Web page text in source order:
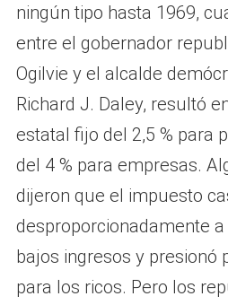
ningún tipo hasta 1969,
entre el gobernador
Ogilvie y el alcalde
Richard J. Daley, resultó
estatal fijo del 2,5 % para
del 4 % para empresas.
dijeron que el impuesto
desproporcionadamente
bajos ingresos y presionó
para los ricos. Pero los